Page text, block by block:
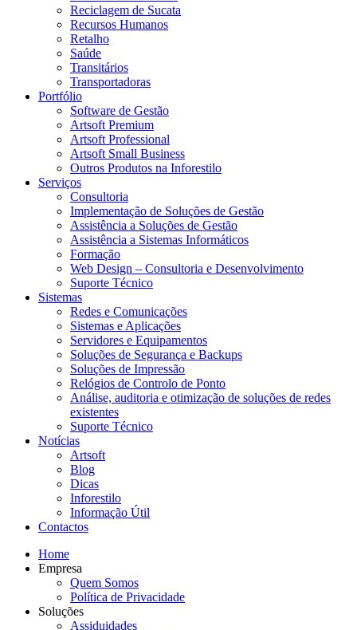
Reciclagem de Sucata
Recursos Humanos
Retalho
Saúde
Transitários
Transportadoras
Portfólio
Software de Gestão
Artsoft Premium
Artsoft Professional
Artsoft Small Business
Outros Produtos na Inforestilo
Serviços
Consultoria
Implementação de Soluções de Gestão
Assistência a Soluções de Gestão
Assistência a Sistemas Informáticos
Formação
Web Design – Consultoria e Desenvolvimento
Suporte Técnico
Sistemas
Redes e Comunicações
Sistemas e Aplicações
Servidores e Equipamentos
Soluções de Segurança e Backups
Soluções de Impressão
Relógios de Controlo de Ponto
Análise, auditoria e otimização de soluções de redes
existentes
Suporte Técnico
Notícias
Artsoft
Blog
Dicas
Inforestilo
Informação Útil
Contactos
Home
Empresa
Quem Somos
Política de Privacidade
Soluções
Assiduidades